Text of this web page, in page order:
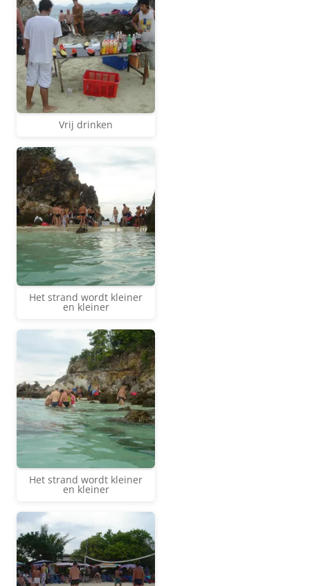
Vrij drinken
Het strand wordt kleiner
en kleiner
Het strand wordt kleiner
en kleiner